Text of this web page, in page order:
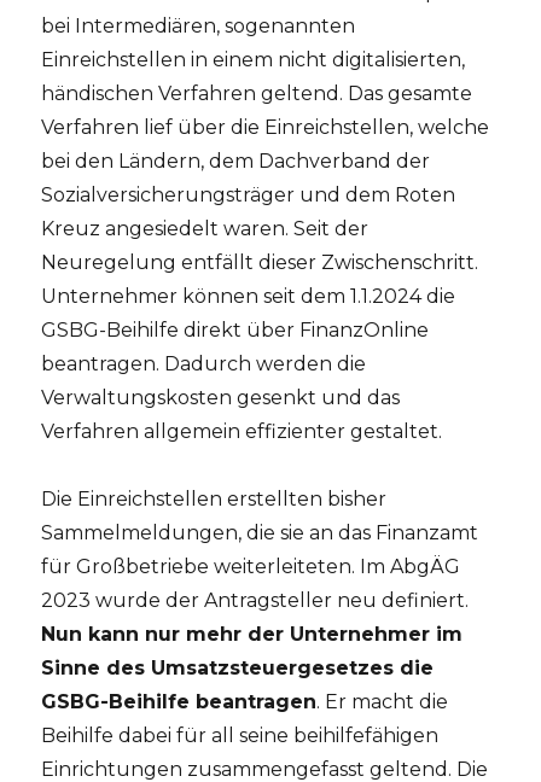
bei Intermediären, sogenannten
Einreichstellen in einem nicht digitalisierten,
händischen Verfahren geltend. Das gesamte
Verfahren lief über die Einreichstellen, welche
bei den Ländern, dem Dachverband der
Sozialversicherungsträger und dem Roten
Kreuz angesiedelt waren. Seit der
Neuregelung entfällt dieser Zwischenschritt.
Unternehmer können seit dem 1.1.2024 die
GSBG-Beihilfe direkt über FinanzOnline
beantragen. Dadurch werden die
Verwaltungskosten gesenkt und das
Verfahren allgemein effizienter gestaltet.
Die Einreichstellen erstellten bisher
Sammelmeldungen, die sie an das Finanzamt
für Großbetriebe weiterleiteten. Im AbgÄG
2023 wurde der Antragsteller neu definiert.
Nun kann nur mehr der Unternehmer im
Sinne des Umsatzsteuergesetzes die
GSBG-Beihilfe beantragen. Er macht die
Beihilfe dabei für all seine beihilfefähigen
Einrichtungen zusammengefasst geltend. Die